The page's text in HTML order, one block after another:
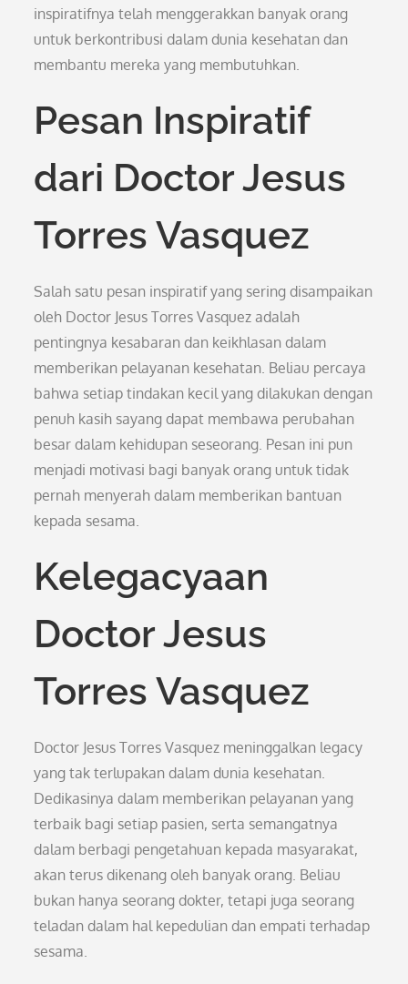
inspiratifnya telah menggerakkan banyak orang
untuk berkontribusi dalam dunia kesehatan dan
membantu mereka yang membutuhkan.
Pesan Inspiratif
dari Doctor Jesus
Torres Vasquez
Salah satu pesan inspiratif yang sering disampaikan
oleh Doctor Jesus Torres Vasquez adalah
pentingnya kesabaran dan keikhlasan dalam
memberikan pelayanan kesehatan. Beliau percaya
bahwa setiap tindakan kecil yang dilakukan dengan
penuh kasih sayang dapat membawa perubahan
besar dalam kehidupan seseorang. Pesan ini pun
menjadi motivasi bagi banyak orang untuk tidak
pernah menyerah dalam memberikan bantuan
kepada sesama.
Kelegacyaan
Doctor Jesus
Torres Vasquez
Doctor Jesus Torres Vasquez meninggalkan legacy
yang tak terlupakan dalam dunia kesehatan.
Dedikasinya dalam memberikan pelayanan yang
terbaik bagi setiap pasien, serta semangatnya
dalam berbagi pengetahuan kepada masyarakat,
akan terus dikenang oleh banyak orang. Beliau
bukan hanya seorang dokter, tetapi juga seorang
teladan dalam hal kepedulian dan empati terhadap
sesama.